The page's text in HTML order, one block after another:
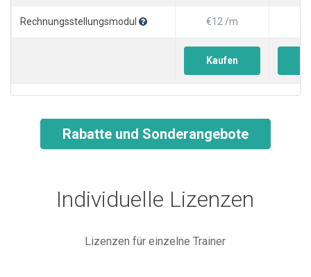
Rechnungsstellungsmodul €12 /m
Kaufen
Rabatte und Sonderangebote
Individuelle Lizenzen
Lizenzen für einzelne Trainer